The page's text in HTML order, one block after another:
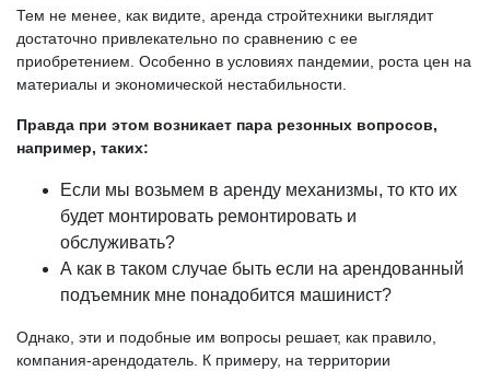
Тем не менее, как видите, аренда стройтехники выглядит
достаточно привлекательно по сравнению с ее
приобретением. Особенно в условиях пандемии, роста цен на
материалы и экономической нестабильности.
Правда при этом возникает пара резонных вопросов,
например, таких:
Если мы возьмем в аренду механизмы, то кто их
будет монтировать ремонтировать и
обслуживать?
А как в таком случае быть если на арендованный
подъемник мне понадобится машинист?
Однако, эти и подобные им вопросы решает, как правило,
компания-арендодатель. К примеру, на территории